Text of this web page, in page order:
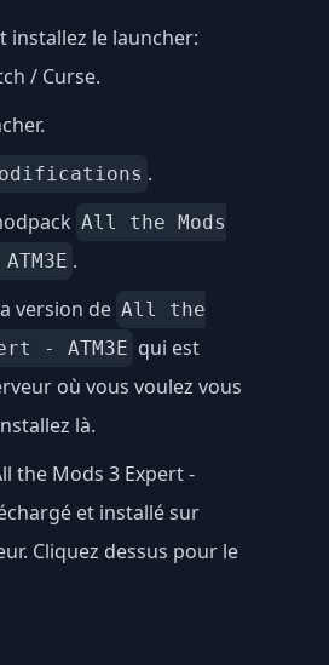
installez le launcher:
/ Curse.
.
All the Mods
.
version de All the
- ATM3E qui est
où vous voulez vous
là.
the Mods 3 Expert -
et installé sur
Cliquez dessus pour le